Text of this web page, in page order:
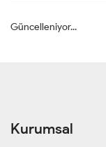
Güncelleniyor...
Kurumsal